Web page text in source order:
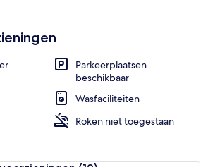
Parkeerplaatsen
beschikbaar
Wasfaciliteiten
Roken niet toegestaan